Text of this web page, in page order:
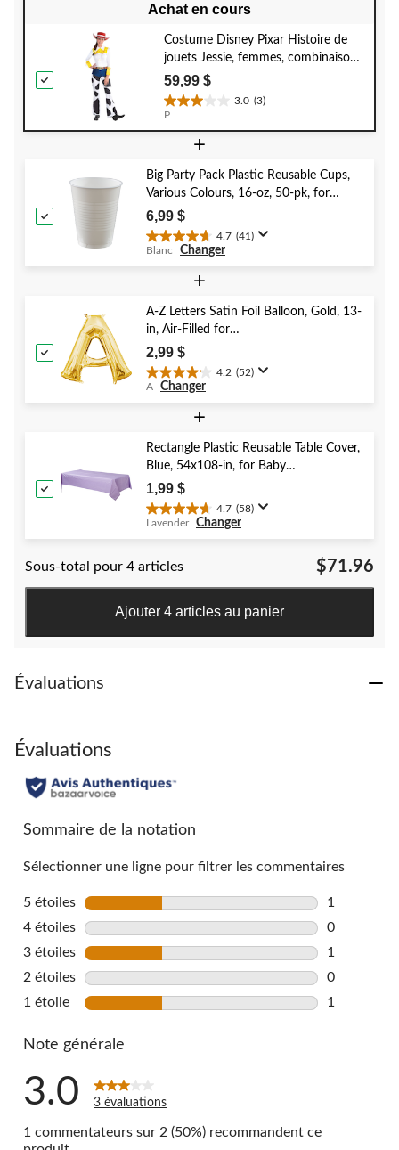
Achat en cours
Costume Disney Pixar Histoire de
jouets Jessie, femmes, combinaison
à imprimé peau de vache avec
chapeau, tailles variées
59,99 $
3.0 (3)
3.0
3
évaluations
P
+
Big Party Pack Plastic Reusable Cups,
Various Colours, 16-oz, 50-pk, for
Christmas/Thanksgiving/New Year's
Eve/Birthday Party
6,99 $
4.7 (41)
4.7
étoile(s)
41
évaluations
Blanc Changer
+
A-Z Letters Satin Foil Balloon, Gold, 13-
in, Air-Filled for
Birthday/Graduation/Baby
Shower/Wedding
2,99 $
4.2 (52)
4.2
étoile(s)
52
évaluations
A Changer
+
Rectangle Plastic Reusable Table Cover,
Blue, 54x108-in, for Baby
Shower/Hanukkah/Birthday Party
1,99 $
4.7 (58)
4.7
5.
Lavender Changer
Sous-total pour 4 articles $71.96
Ajouter 4 articles au panier
Évaluations
Évaluations
Sommaire de la notation
Sélectionner une ligne pour filtrer les commentaires
5 étoiles étoiles
1
1
4 étoiles étoiles
0
0
3 étoiles étoiles
1
1
2 étoiles étoiles
0
0
1 étoile étoiles
1
Note générale
3.0 3 évaluations
1 commentateurs sur 2 (50%) recommandent ce